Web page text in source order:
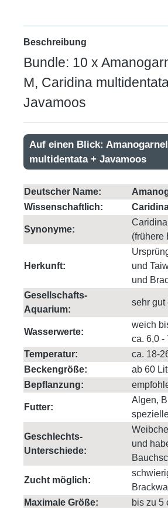
Beschreibung
Bundle: 10 x
M, Caridina
Javamoos
Auf einen Blick:
multidentata + Javamoos
Deutscher Name:
Wissenschaftlich:
Synonyme:
(frühere
Herkunft:
und
und
Gesellschafts-
Aquarium:
sehr gut
Wasserwerte:
weich
ca. 6,0 -
Temperatur:
ca. 18-
Beckengröße:
ab 60
Bepflanzung:
Futter:
Algen,
Geschlechts-
Unterschiede:
und
Zucht möglich:
Maximale Größe:
bis zu 5